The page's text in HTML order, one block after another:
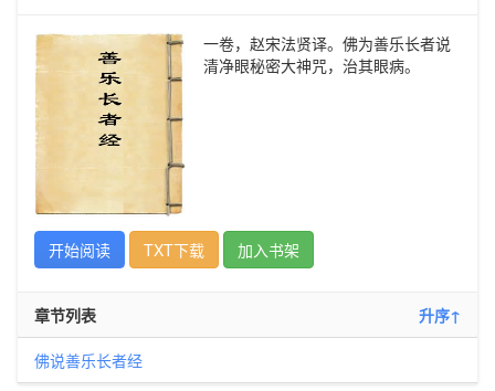
一卷，赵宋法贤译。佛为善乐长者说
清净眼秘密大神咒，治其眼病。
开始阅读 TXT下载 加入书架
章节列表 升序↑
佛说善乐长者经